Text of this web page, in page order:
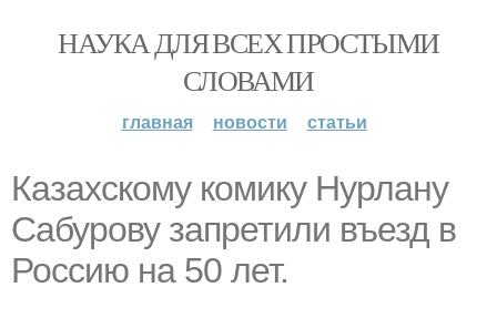
НАУКА ДЛЯ ВСЕХ ПРОСТЫМИ
СЛОВАМИ
главная новости статьи
Казахскому комику Нурлану
Сабурову запретили въезд в
Россию на 50 лет.